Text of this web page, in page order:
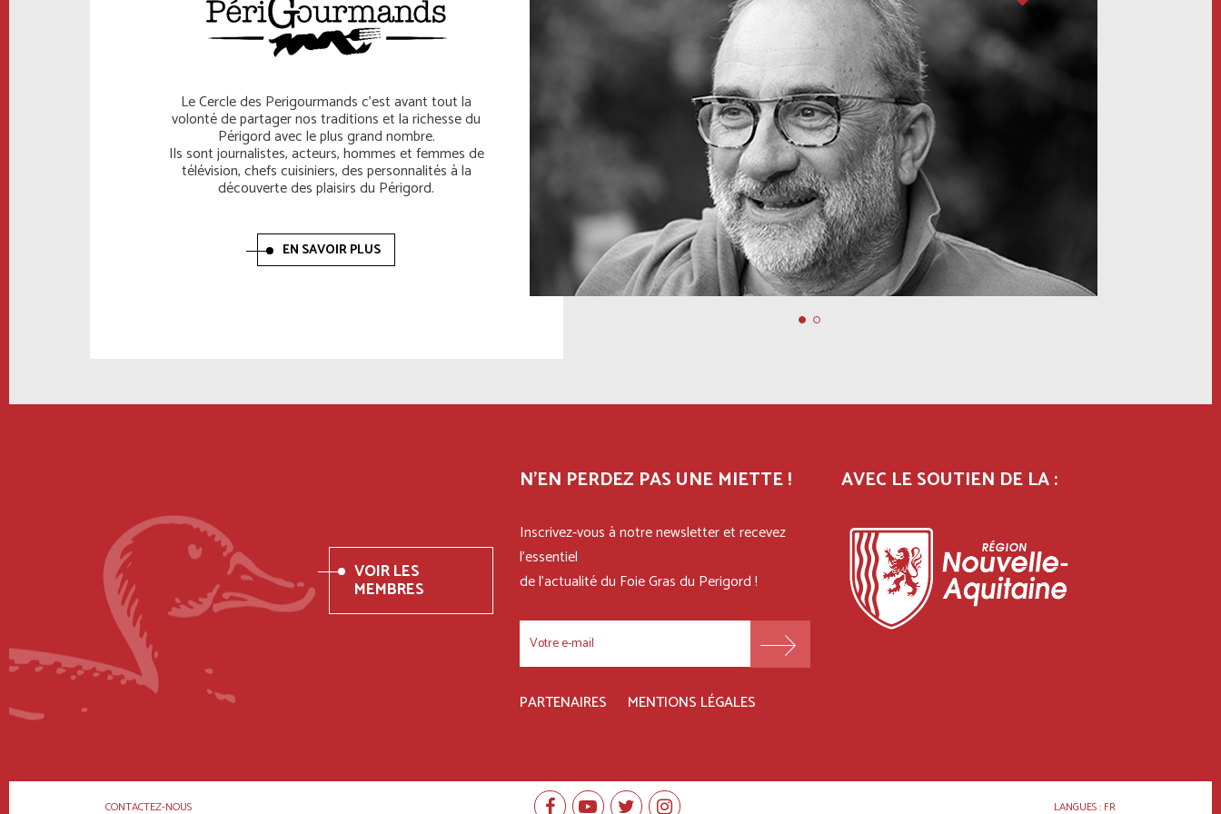
Le Cercle des Perigourmands c’est avant tout la
volonté de partager nos traditions et la richesse du
Périgord avec le plus grand nombre.
Ils sont journalistes, acteurs, hommes et femmes de
télévision, chefs cuisiniers, des personnalités à la
découverte des plaisirs du Périgord.
EN SAVOIR PLUS
CONTACTEZ-NOUS LANGUES : FR
VOIR LES
MEMBRES
N'EN PERDEZ PAS UNE MIETTE !
Inscrivez-vous à notre newsletter et recevez
l'essentiel
de l'actualité du Foie Gras du Perigord !
FOOTER
PARTENAIRES MENTIONS LÉGALES
AVEC LE SOUTIEN DE LA :